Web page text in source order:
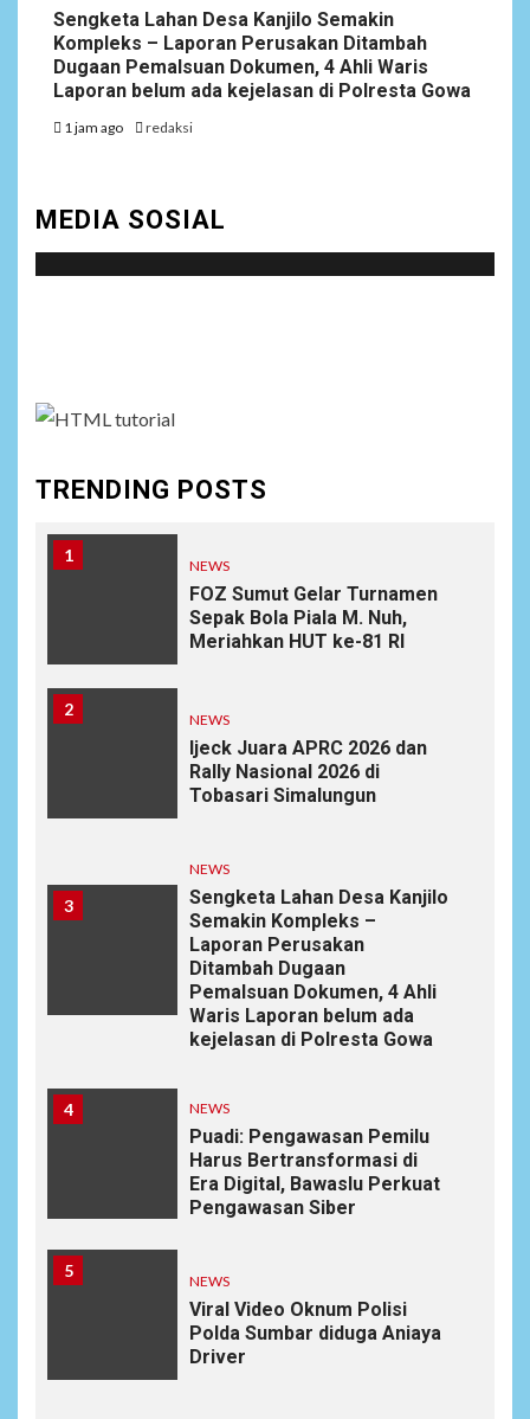
Sengketa Lahan Desa Kanjilo Semakin
Kompleks – Laporan Perusakan Ditambah
Dugaan Pemalsuan Dokumen, 4 Ahli Waris
Laporan belum ada kejelasan di Polresta Gowa
1 jam ago redaksi
MEDIA SOSIAL
TRENDING POSTS
1
NEWS
FOZ Sumut Gelar Turnamen
Sepak Bola Piala M. Nuh,
Meriahkan HUT ke-81 RI
2
NEWS
Ijeck Juara APRC 2026 dan
Rally Nasional 2026 di
Tobasari Simalungun
3
NEWS
Sengketa Lahan Desa Kanjilo
Semakin Kompleks –
Laporan Perusakan
Ditambah Dugaan
Pemalsuan Dokumen, 4 Ahli
Waris Laporan belum ada
kejelasan di Polresta Gowa
4 NEWS
Puadi: Pengawasan Pemilu
Harus Bertransformasi di
Era Digital, Bawaslu Perkuat
Pengawasan Siber
5
NEWS
Viral Video Oknum Polisi
Polda Sumbar diduga Aniaya
Driver